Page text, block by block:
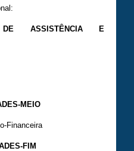
ASSISTÊNCIA E
MEIO
Financeira
FIM